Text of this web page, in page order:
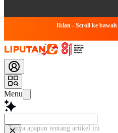
Iklan - Scroll ke
Menu
Ta